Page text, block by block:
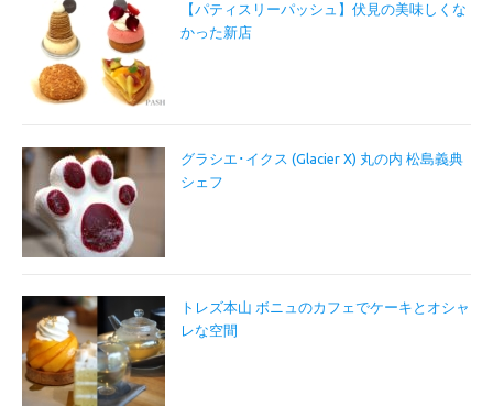
【パティスリーパッシュ】伏見の美味しくな
かった新店
グラシエ･イクス (Glacier X) 丸の内 松島義典
シェフ
トレズ本山 ボニュのカフェでケーキとオシャ
レな空間